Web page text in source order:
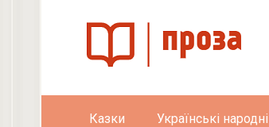
Казки Українські народні